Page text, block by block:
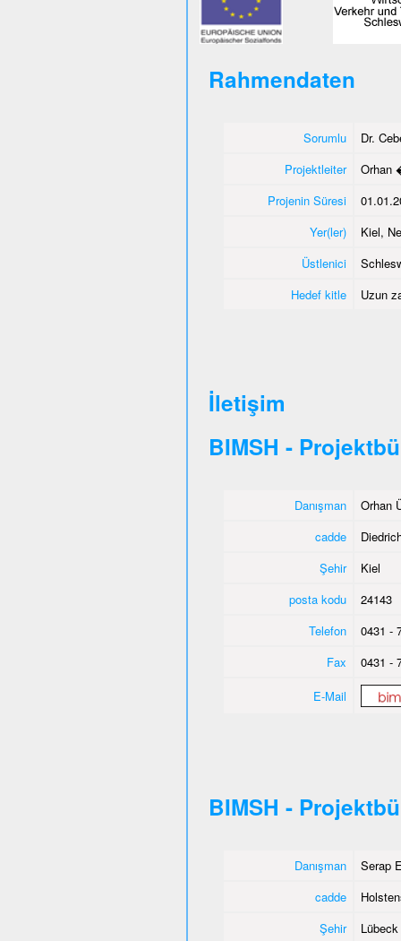
Rahmendaten
Sorumlu
Dr.
Projektleiter
Orhan
Projenin Süresi
Yer(ler)
Kiel,
Üstlenici
Hedef kitle
Uzun
İletişim
BIMSH -
Danışman
Orhan
cadde
Şehir
Kiel
posta kodu
24143
Telefon
0431 -
Fax
0431 -
E-Mail
BIMSH -
Danışman
Serap
cadde
Şehir
Lübeck